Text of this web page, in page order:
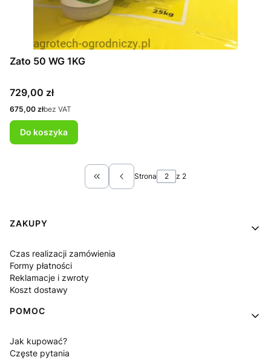
Zato 50 WG 1KG
Cena
729,00 zł
Cena
675,00 złbez VAT
Do koszyka
Wróć do pierwszej strony z produktami
Strona z 2
Linki w stopce
ZAKUPY
Czas realizacji zamówienia
Formy płatności
Reklamacje i zwroty
Koszt dostawy
POMOC
Jak kupować?
Częste pytania